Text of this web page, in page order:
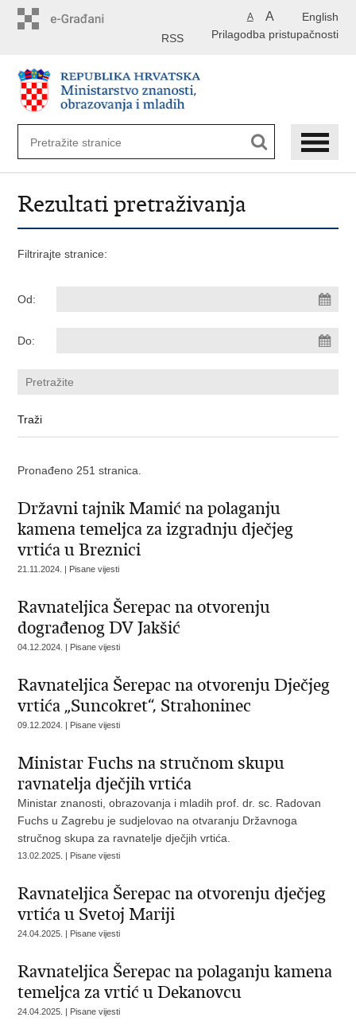
English
A A
Prilagodba pristupačnosti
RSS
Rezultati pretraživanja
Filtrirajte stranice:
Od:
Do:
Pronađeno 251 stranica.
Državni tajnik Mamić na polaganju
kamena temeljca za izgradnju dječjeg
vrtića u Breznici
21.11.2024. | Pisane vijesti
Ravnateljica Šerepac na otvorenju
dograđenog DV Jakšić
04.12.2024. | Pisane vijesti
Ravnateljica Šerepac na otvorenju Dječjeg
vrtića „Suncokret“, Strahoninec
09.12.2024. | Pisane vijesti
Ministar Fuchs na stručnom skupu
ravnatelja dječjih vrtića
Ministar znanosti, obrazovanja i mladih prof. dr. sc. Radovan
Fuchs u Zagrebu je sudjelovao na otvaranju Državnoga
stručnog skupa za ravnatelje dječjih vrtića.
13.02.2025. | Pisane vijesti
Ravnateljica Šerepac na otvorenju dječjeg
vrtića u Svetoj Mariji
24.04.2025. | Pisane vijesti
Ravnateljica Šerepac na polaganju kamena
temeljca za vrtić u Dekanovcu
24.04.2025. | Pisane vijesti